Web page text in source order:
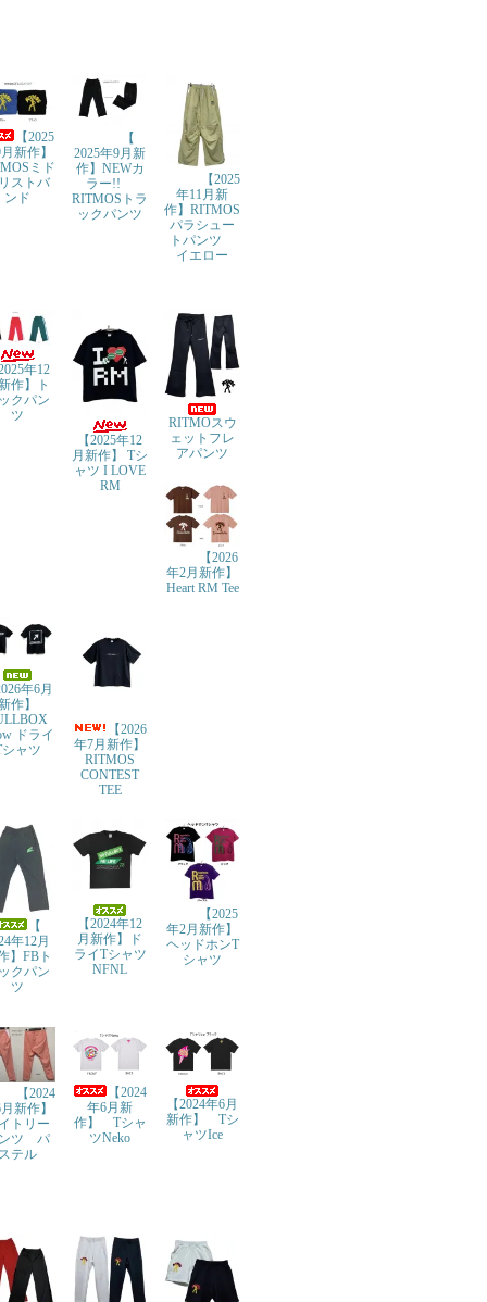
【2025
新作】
ミド
ストバ
ンド
【
2025年9月新
作】NEWカ
ラー!!
RITMOSトラ
ックパンツ
【2025
年11月新
作】RITMOS
パラシュー
トパンツ
イエロー
年12
作】ト
クパン
ツ
【2025年12
月新作】 Tシ
ャツ I LOVE
RM
RITMOスウ
ェットフレ
アパンツ
【2026
年2月新作】
Heart RM Tee
年6月
作】
ドライ
ャツ
【2026
年7月新作】
RITMOS
CONTEST
TEE
【
年12月
】FBト
クパン
ツ
【2024年12
月新作】ド
ライTシャツ
NFNL
【2025
年2月新作】
ヘッドホンT
シャツ
【2024
新作】
トリー
ツ パ
テル
【2024
年6月新
作】 Tシャ
ツNeko
【2024年6月
新作】 Tシ
ャツIce